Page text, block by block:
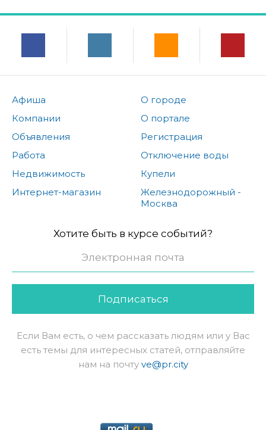
Афиша
Компании
Объявления
Работа
Недвижимость
Интернет-магазин
О городе
О портале
Регистрация
Отключение воды
Купели
Железнодорожный -
Москва
Хотите быть в курсе событий?
Подписаться
Если Вам есть, о чем рассказать людям или у Вас
есть темы для интересных статей, отправляйте
нам на почту ve@pr.city